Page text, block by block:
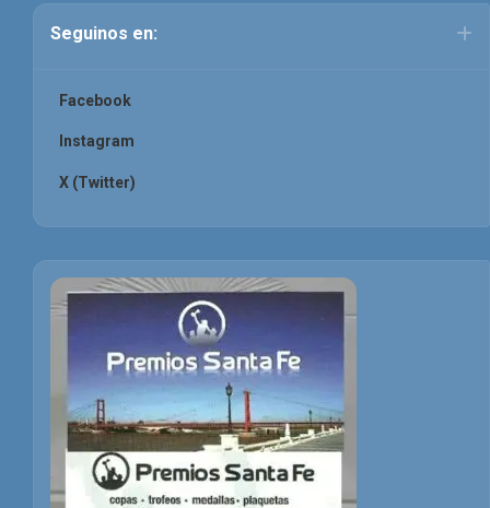
Seguinos en:
Facebook
Instagram
X (Twitter)